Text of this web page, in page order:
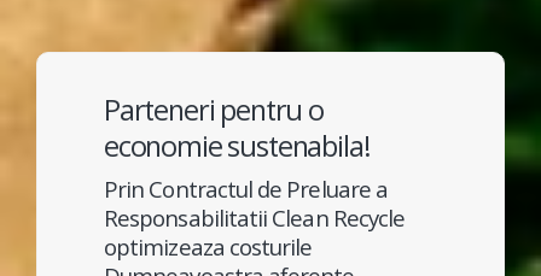
Parteneri pentru o
economie sustenabila!
Prin Contractul de Preluare a
Responsabilitatii Clean Recycle
optimizeaza costurile